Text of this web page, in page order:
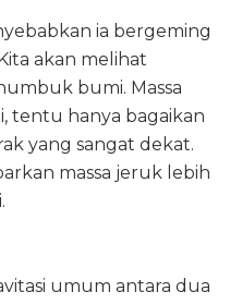
ia bergeming
akan melihat
bumi. Massa
tentu hanya bagaikan
yang sangat dekat.
massa jeruk lebih
umum antara dua